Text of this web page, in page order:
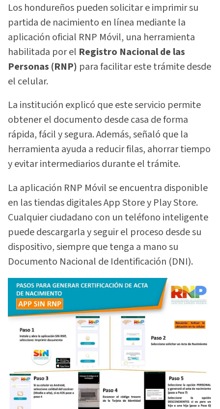
Los hondureños pueden solicitar e imprimir su
partida de nacimiento en línea mediante la
aplicación oficial RNP Móvil, una herramienta
habilitada por el Registro Nacional de las
Personas (RNP) para facilitar este trámite desde
el celular.
La institución explicó que este servicio permite
obtener el documento desde casa de forma
rápida, fácil y segura. Además, señaló que la
herramienta ayuda a reducir filas, ahorrar tiempo
y evitar intermediarios durante el trámite.
La aplicación RNP Móvil se encuentra disponible
en las tiendas digitales App Store y Play Store.
Cualquier ciudadano con un teléfono inteligente
puede descargarla y seguir el proceso desde su
dispositivo, siempre que tenga a mano su
Documento Nacional de Identificación (DNI).